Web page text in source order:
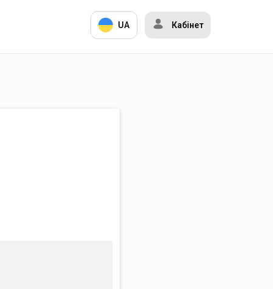
UA Кабінет